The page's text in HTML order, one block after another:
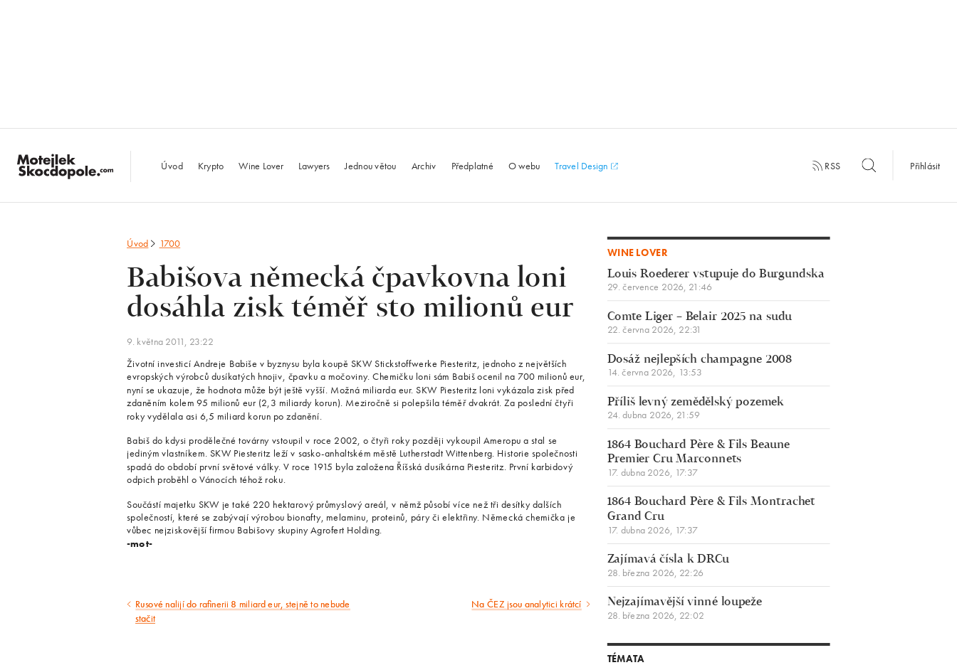
MotejlekSkocdopole.com
Úvod Krypto Wine Lover Lawyers Jednou větou Archiv Předplatné O webu Travel Design RSS Přihlásit
Úvod 1700
Babišova německá čpavkovna loni
dosáhla zisk téměř sto milionů eur
9. května 2011, 23:22
Životní investicí Andreje Babiše v byznysu byla koupě SKW Stickstoffwerke Piesteritz, jednoho z největších
evropských výrobců dusíkatých hnojiv, čpavku a močoviny. Chemičku loni sám Babiš ocenil na 700 milionů eur,
nyní se ukazuje, že hodnota může být ještě vyšší. Možná miliarda eur. SKW Piesteritz loni vykázala zisk před
zdaněním kolem 95 milionů eur (2,3 miliardy korun). Meziročně si polepšila téměř dvakrát. Za poslední čtyři
roky vydělala asi 6,5 miliard korun po zdanění.
Babiš do kdysi prodělečné továrny vstoupil v roce 2002, o čtyři roky později vykoupil Ameropu a stal se
jediným vlastníkem. SKW Piesteritz leží v sasko-anhaltském městě Lutherstadt Wittenberg. Historie společnosti
spadá do období první světové války. V roce 1915 byla založena Říšská dusíkárna Piesteritz. První karbidový
odpich proběhl o Vánocích téhož roku.
Součástí majetku SKW je také 220 hektarový průmyslový areál, v němž působí více než tři desítky dalších
společností, které se zabývají výrobou bionafty, melaminu, proteinů, páry či elektřiny. Německá chemička je
vůbec nejziskovější firmou Babišovy skupiny Agrofert Holding.
-mot-
Předcházející
Rusové nalijí do rafinerii 8 miliard eur, stejně to nebude
stačit
Na ČEZ jsou analytici krátcí
WINE LOVER
Louis Roederer vstupuje do Burgundska
29. července 2026, 21:46
Comte Liger – Belair 2025 na sudu
22. června 2026, 22:31
Dosáž nejlepších champagne 2008
14. června 2026, 13:53
Příliš levný zemědělský pozemek
24. dubna 2026, 21:59
1864 Bouchard Père & Fils Beaune
Premier Cru Marconnets
17. dubna 2026, 17:37
1864 Bouchard Père & Fils Montrachet
Grand Cru
17. dubna 2026, 17:37
Zajímavá čísla k DRCu
28. března 2026, 22:26
Nejzajímavější vinné loupeže
28. března 2026, 22:02
TÉMATA